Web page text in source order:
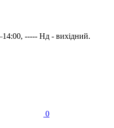
----- Нд - вихідний.
0